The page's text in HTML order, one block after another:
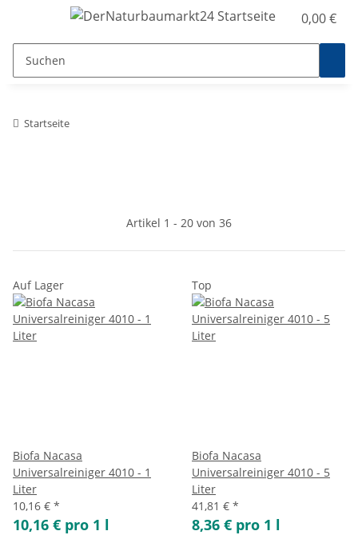
0,00 €
Startseite
Artikel 1 - 20 von 36
Auf Lager
Biofa Nacasa
Universalreiniger 4010 - 1
Liter
10,16 € *
10,16 € pro 1 l
Top
Biofa Nacasa
Universalreiniger 4010 - 5
Liter
41,81 € *
8,36 € pro 1 l